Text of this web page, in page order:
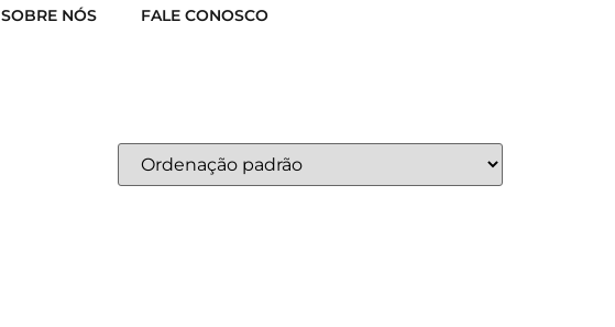
SOBRE NÓS FALE CONOSCO